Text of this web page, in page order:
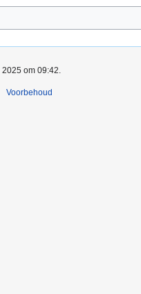
om 09:42.
Voorbehoud